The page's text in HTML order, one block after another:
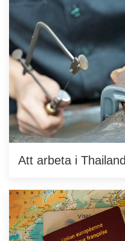
Att arbeta i Thailand